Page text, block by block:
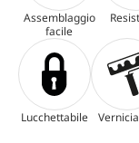
Assemblaggio
facile
Lucchettabile